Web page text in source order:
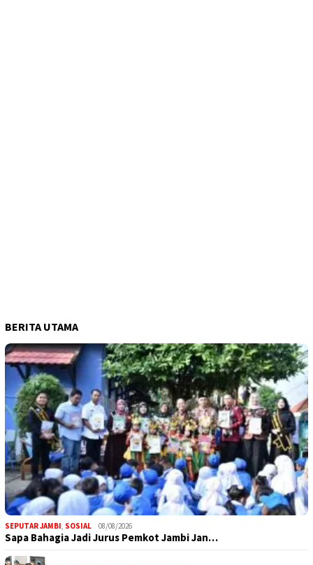
BERITA UTAMA
SEPUTAR JAMBI, SOSIAL 08/08/2026
Sapa Bahagia Jadi Jurus Pemkot Jambi Jan…